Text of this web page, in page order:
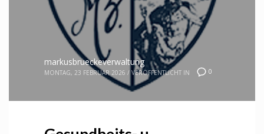
0
markusbrueckeverwaltung
MONTAG, 23 FEBRUAR 2026 / VERÖFFENTLICHT IN